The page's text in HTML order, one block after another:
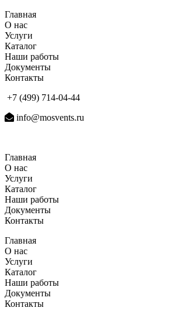
Главная
О нас
Услуги
Каталог
Наши работы
Документы
Контакты
+7 (499) 714-04-44
info@mosvents.ru
Главная
О нас
Услуги
Каталог
Наши работы
Документы
Контакты
Главная
О нас
Услуги
Каталог
Наши работы
Документы
Контакты